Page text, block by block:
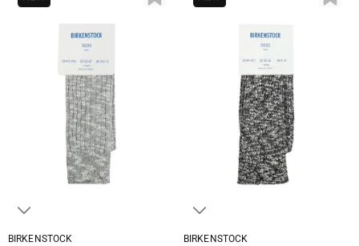
BIRKENSTOCK
BIRKENSTOCK